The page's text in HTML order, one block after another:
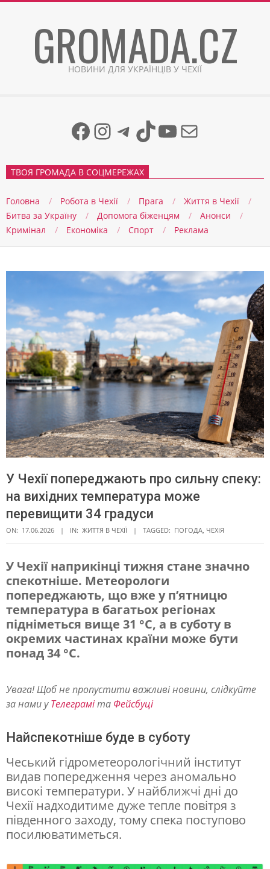
GROMADA.CZ
НОВИНИ ДЛЯ УКРАЇНЦІВ У ЧЕХІЇ
Facebook
Instagram
Telegram
TikTok
YouTube
Mail
ТВОЯ ГРОМАДА В СОЦМЕРЕЖАХ
Головна Робота в Чехії Прага
Життя в Чеxії
Битва за Україну
Допомога біженцям
Анонси
Кримінал
Економіка Спорт Реклама
У Чехії попереджають про сильну спеку:
на вихідних температура може
перевищити 34 градуси
ON: 17.06.2026 IN: ЖИТТЯ В ЧЕXІЇ TAGGED: ПОГОДА, ЧЕХІЯ
У
Ч
е
х
і
п
п
е
р
е
д
ж
У Чехії наприкінці тижня стане значно
спекотніше. Метеорологи
попереджають, що вже у п’ятницю
температура в багатьох регіонах
підніметься вище 31 °C, а в суботу в
окремих частинах країни може бути
понад 34 °C.
Увага! Щоб не пропустити важливі новини, слідкуйте
за нами уТелеграміта Фейсбуці
Найспекотніше буде в суботу
Чеський гідрометеорологічний інститут
видав попередження через аномально
високі температури. У найближчі дні до
Чехії надходитиме дуже тепле повітря з
південного заходу, тому спека поступово
посилюватиметься.